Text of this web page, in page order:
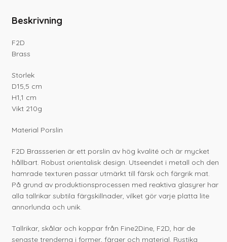
Beskrivning
F2D
Brass
Storlek
D15,5 cm
H1,1 cm
Vikt 210g
Material Porslin
F2D Brassserien är ett porslin av hög kvalité och är mycket
hållbart. Robust orientalisk design. Utseendet i metall och den
hamrade texturen passar utmärkt till färsk och färgrik mat.
På grund av produktionsprocessen med reaktiva glasyrer har
alla tallrikar subtila färgskillnader, vilket gör varje platta lite
annorlunda och unik.
Tallrikar, skålar och koppar från Fine2Dine, F2D, har de
senaste trenderna i former, färger och material. Rustika